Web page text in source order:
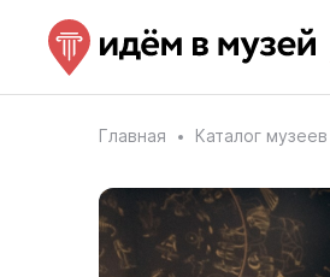
Главная Каталог музеев